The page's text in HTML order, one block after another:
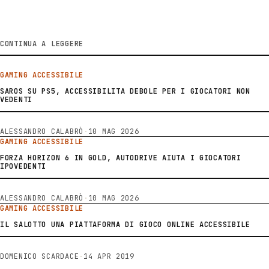
CONTINUA A LEGGERE
GAMING ACCESSIBILE
SAROS SU PS5, ACCESSIBILITA DEBOLE PER I GIOCATORI NON
VEDENTI
ALESSANDRO CALABRÒ · 10 MAG 2026
GAMING ACCESSIBILE
FORZA HORIZON 6 IN GOLD, AUTODRIVE AIUTA I GIOCATORI
IPOVEDENTI
ALESSANDRO CALABRÒ · 10 MAG 2026
GAMING ACCESSIBILE
IL SALOTTO UNA PIATTAFORMA DI GIOCO ONLINE ACCESSIBILE
DOMENICO SCARDACE · 14 APR 2019